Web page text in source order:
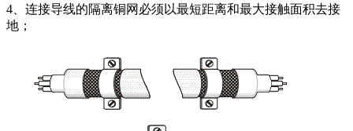
4、连接导线的隔离铜网必须以最短距离和最大接触面积去接
地；